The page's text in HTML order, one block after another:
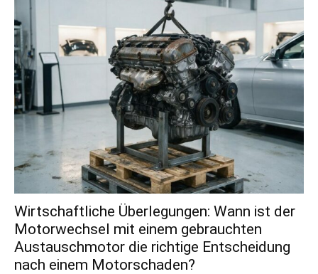
Wirtschaftliche Überlegungen: Wann ist der
Motorwechsel mit einem gebrauchten
Austauschmotor die richtige Entscheidung
nach einem Motorschaden?